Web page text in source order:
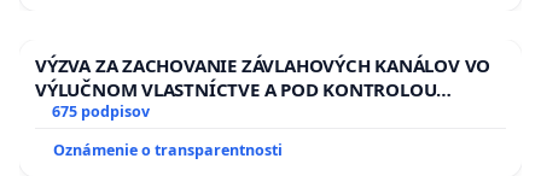
VÝZVA ZA ZACHOVANIE ZÁVLAHOVÝCH KANÁLOV VO
VÝLUČNOM VLASTNÍCTVE A POD KONTROLOU
SLOVENSKEJ REPUBLIKY & žiadosť na riešenie
zanedbaného stavu závlahových a odvodňovacích
kanálov na Slovensku
675 podpisov
Oznámenie o transparentnosti